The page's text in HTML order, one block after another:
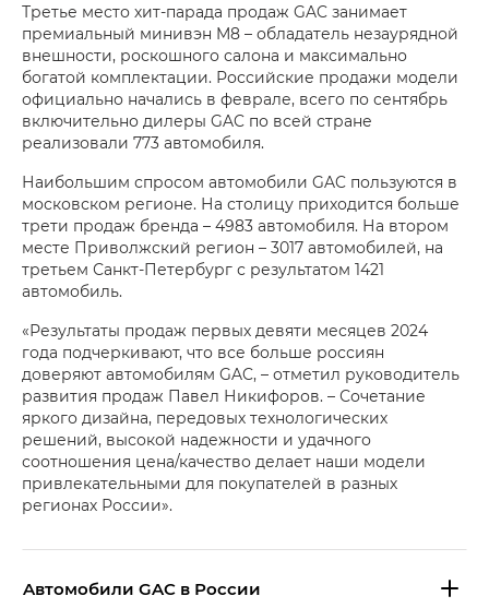
Третье место хит-парада продаж GAC занимает
премиальный минивэн M8 – обладатель незаурядной
внешности, роскошного салона и максимально
богатой комплектации. Российские продажи модели
официально начались в феврале, всего по сентябрь
включительно дилеры GAC по всей стране
реализовали 773 автомобиля.
Наибольшим спросом автомобили GAC пользуются в
московском регионе. На столицу приходится больше
трети продаж бренда – 4983 автомобиля. На втором
месте Приволжский регион – 3017 автомобилей, на
третьем Санкт-Петербург с результатом 1421
автомобиль.
«Результаты продаж первых девяти месяцев 2024
года подчеркивают, что все больше россиян
доверяют автомобилям GAC, – отметил руководитель
развития продаж Павел Никифоров. – Сочетание
яркого дизайна, передовых технологических
решений, высокой надежности и удачного
соотношения цена/качество делает наши модели
привлекательными для покупателей в разных
регионах России».
Aвтомобили GAC в России